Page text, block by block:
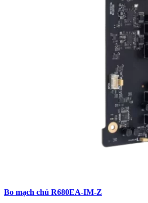
Bo mạch chủ R680EA-IM-Z